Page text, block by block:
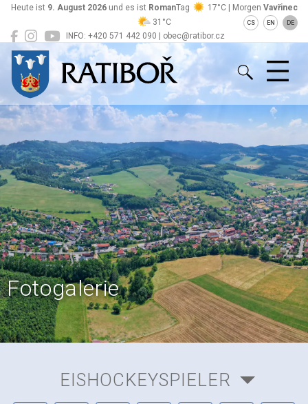
INFO: +420 571 442 090 | obec@ratibor.cz
Heute ist 9. August 2026und es ist RomanTag 17°C | Morgen Vavřinec
31°C
CS EN DE
Ratiboř
Fotogalerie
EISHOCKEYSPIELER